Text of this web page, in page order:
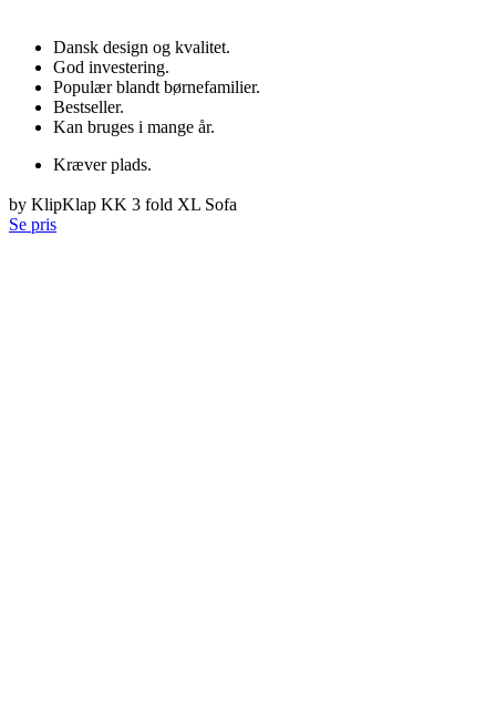
Dansk design og kvalitet.
God investering.
Populær blandt børnefamilier.
Bestseller.
Kan bruges i mange år.
Kræver plads.
by KlipKlap KK 3 fold XL Sofa
Se pris